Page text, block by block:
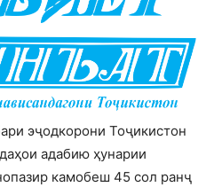
эҷодкорони Тоҷикистон
адабию ҳунарии
камобеш 45 сол ранҷ